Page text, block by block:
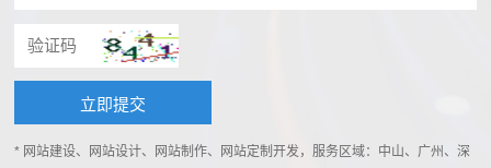
* 网站建设、网站设计、网站制作、网站定制开发，服务区域：中山、广州、深